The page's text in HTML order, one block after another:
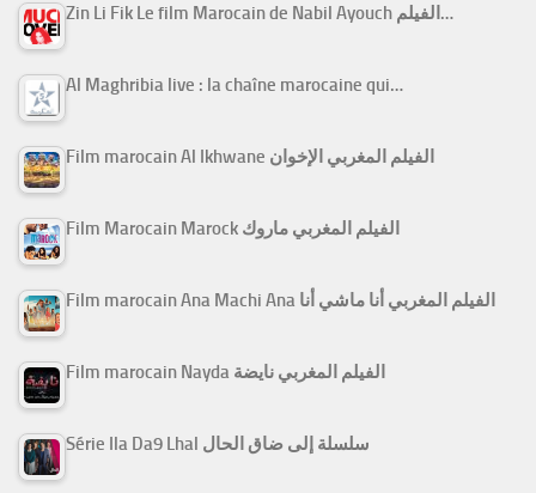
Zin Li Fik Le film Marocain de Nabil Ayouch الفيلم…
Al Maghribia live : la chaîne marocaine qui…
Film marocain Al Ikhwane الفيلم المغربي الإخوان
Film Marocain Marock الفيلم المغربي ماروك
Film marocain Ana Machi Ana الفيلم المغربي أنا ماشي أنا
Film marocain Nayda الفيلم المغربي نايضة
Série Ila Da9 Lhal سلسلة إلى ضاق الحال